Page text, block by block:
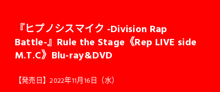
『ヒプノシスマイク -Division Rap
Battle-』Rule the Stage 《Rep LIVE side
M.T.C》Blu-ray&DVD
【発売日】2022年11月16日（水）